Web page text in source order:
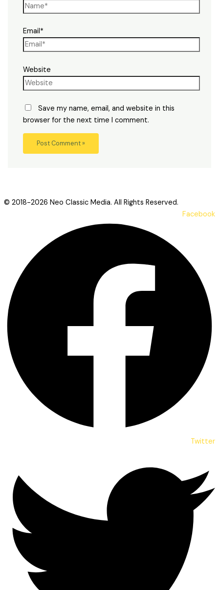
Email*
Website
Save my name, email, and website in this
browser for the next time I comment.
© 2018-2026 Neo Classic Media. All Rights Reserved.
Facebook
Twitter